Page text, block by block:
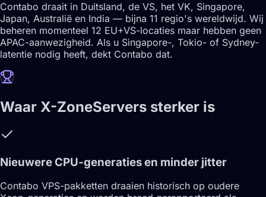
Contabo draait in Duitsland, de VS, het VK, Singapore,
Japan, Australië en India — bijna 11 regio's wereldwijd. Wij
beheren momenteel 12 EU+VS-locaties maar hebben geen
APAC-aanwezigheid. Als u Singapore-, Tokio- of Sydney-
latentie nodig heeft, dekt Contabo dat.
Waar X-ZoneServers sterker is
Nieuwere CPU-generaties en minder jitter
Contabo VPS-pakketten draaien historisch op oudere